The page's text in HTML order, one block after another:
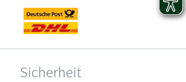
Sicherheit